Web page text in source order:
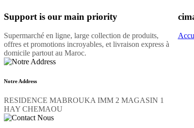
Support is our main priority
Supermarché en ligne, large collection de produits,
offres et promotions incroyables, et livraison express à
domicile partout au Maroc.
Notre Address
RESIDENCE MABROUKA IMM 2 MAGASIN 1
HAY CHEMAOU